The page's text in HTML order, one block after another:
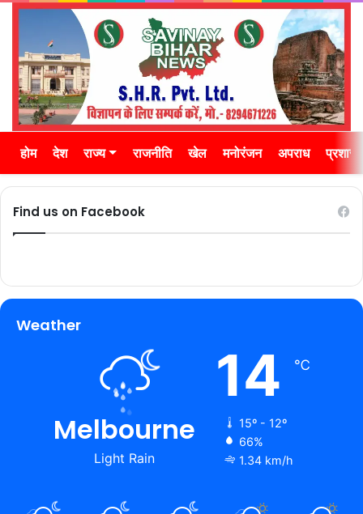
होम देश राज्य राजनीति खेल मनोरंजन अपराध
Find us on Facebook
Weather
Melbourne
Light Rain
14 ℃
15º - 12º
66%
1.34 km/h